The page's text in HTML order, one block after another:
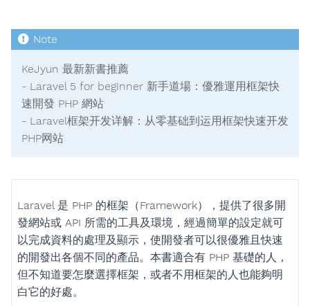
KeJyun 最新新書推薦
- Laravel 5 for beginner 新手道場：優雅運用框架快
速開發 PHP 網站
- Laravel框架开发详解：从零基础到运用框架快速开发
PHP网站
Laravel 是 PHP 的框架（Framework），提供了很多開
發網站或 API 所需的工具及環境，經過簡單的設定就可
以完成資料的處理及顯示，使開發者可以很優雅且快速
的開發出各個不同的產品。本書適合有 PHP 基礎的人，
但不知道要怎麼選擇框架，或者不用框架的人也能夠明
白它的好處。